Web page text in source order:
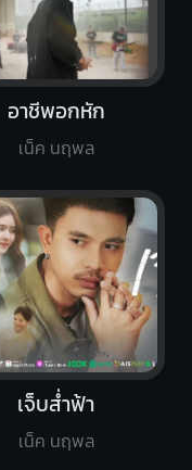
เจ็บส่ำฟ้า
เน็ค นฤพล
อาชีพอกหัก
เน็ค นฤพล